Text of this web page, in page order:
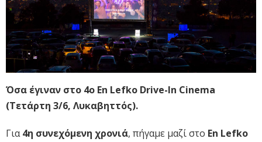
Όσα έγιναν στο 4o En Lefko Drive-In Cinema
(Τετάρτη 3/6, Λυκαβηττός).
Για4η συνεχόμενη χρονιά, πήγαμε μαζί στο En Lefko